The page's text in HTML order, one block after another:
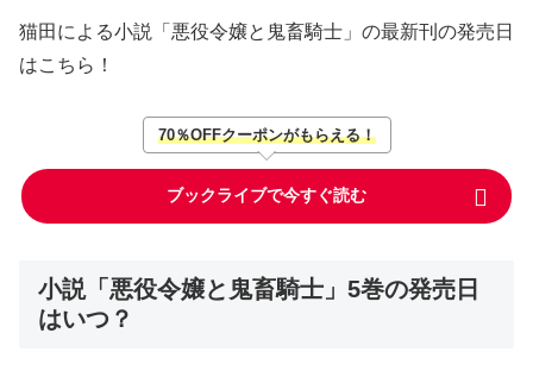
猫田による小説「悪役令嬢と鬼畜騎士」の最新刊の発売日
はこちら！
70％OFFクーポンがもらえる！
ブックライブで今すぐ読む
小説「悪役令嬢と鬼畜騎士」5巻の発売日
はいつ？